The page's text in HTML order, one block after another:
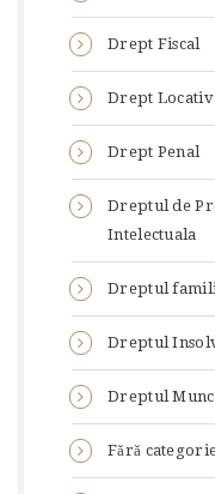
Drept Fiscal
Drept Locativ
Drept Penal
Dreptul de
Intelectuala
Dreptul
Dreptul
Dreptul
Fără